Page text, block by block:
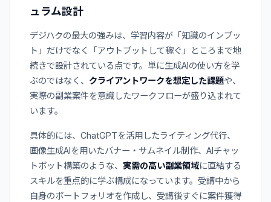
ュラム設計
デジハクの最大の強みは、学習内容が「知識のインプッ
ト」だけでなく「アウトプットして稼ぐ」ところまで地
続きで設計されている点です。単に生成AIの使い方を学
ぶのではなく、 クライアントワークを想定した課題や、
実際の副業案件を意識したワークフローが盛り込まれて
います。
具体的には、ChatGPTを活用したライティング代行、
画像生成AIを用いたバナー・サムネイル制作、AIチャッ
トボット構築のような、 実需の高い副業領域に直結する
スキルを重点的に学ぶ構成になっています。受講中から
自身のポートフォリオを作成し、受講後すぐに案件獲得